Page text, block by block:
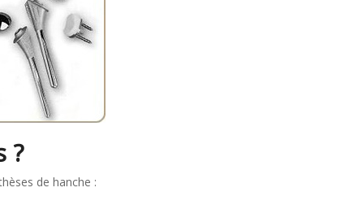
?
de hanche :